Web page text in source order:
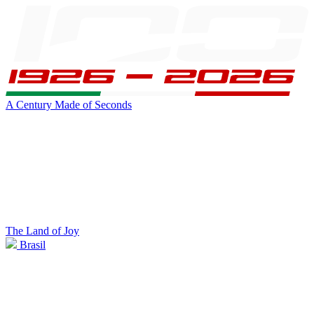
A Century Made of Seconds
The Land of Joy
Brasil